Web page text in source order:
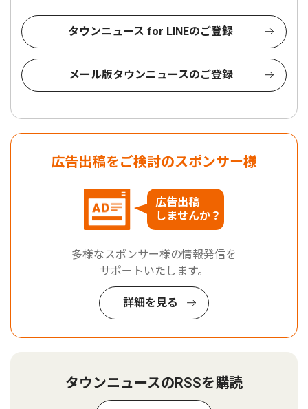
タウンニュース for LINEのご登録
メール版タウンニュースのご登録
広告出稿をご検討のスポンサー様
広告出稿
しませんか？
多様なスポンサー様の情報発信を
サポートいたします。
詳細を見る
タウンニュースのRSSを購読